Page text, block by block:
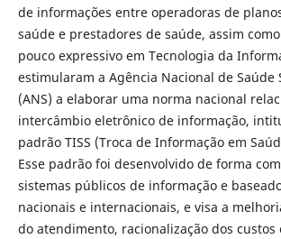
de informações entre operadoras de
saúde e prestadores de saúde, assim
pouco expressivo em Tecnologia da
estimularam a Agência Nacional de Saúde
(ANS) a elaborar uma norma nacional
intercâmbio eletrônico de informação,
padrão TISS (Troca de Informação em
Esse padrão foi desenvolvido de forma
sistemas públicos de informação e
nacionais e internacionais, e visa a
do atendimento, racionalização dos custos